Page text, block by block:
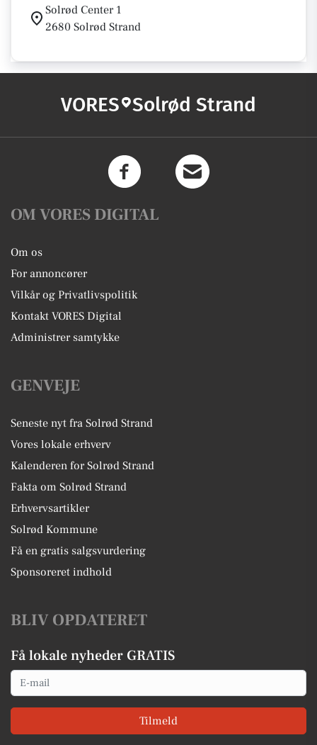
Solrød Center 1
2680 Solrød Strand
VORES Solrød Strand
OM VORES DIGITAL
Om os
For annoncører
Vilkår og Privatlivspolitik
Kontakt VORES Digital
Administrer samtykke
GENVEJE
Seneste nyt fra Solrød Strand
Vores lokale erhverv
Kalenderen for Solrød Strand
Fakta om Solrød Strand
Erhvervsartikler
Solrød Kommune
Få en gratis salgsvurdering
Sponsoreret indhold
BLIV OPDATERET
Få lokale nyheder GRATIS
Email
Tilmeld